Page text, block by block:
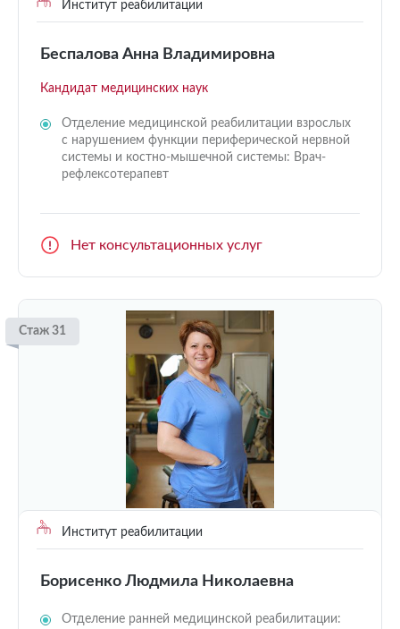
Институт реабилитации
Беспалова Анна Владимировна
Кандидат медицинских наук
Отделение медицинской реабилитации взрослых
с нарушением функции периферической нервной
системы и костно-мышечной системы: Врач-
рефлексотерапевт
Нет консультационных услуг
Стаж 31
Институт реабилитации
Борисенко Людмила Николаевна
Отделение ранней медицинской реабилитации: